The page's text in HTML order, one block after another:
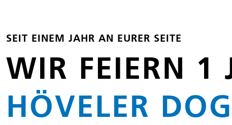
SEIT EINEM JAHR AN EURER SEITE
WIR FEIERN 1
HÖVELER DOG